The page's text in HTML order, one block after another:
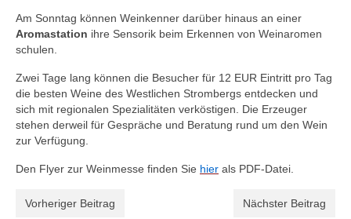
Am Sonntag können Weinkenner darüber hinaus an einer
Aromastation ihre Sensorik beim Erkennen von Weinaromen
schulen.
Zwei Tage lang können die Besucher für 12 EUR Eintritt pro Tag
die besten Weine des Westlichen Strombergs entdecken und
sich mit regionalen Spezialitäten verköstigen. Die Erzeuger
stehen derweil für Gespräche und Beratung rund um den Wein
zur Verfügung.
Den Flyer zur Weinmesse finden Sie hier als PDF-Datei.
Vorheriger Beitrag Nächster Beitrag